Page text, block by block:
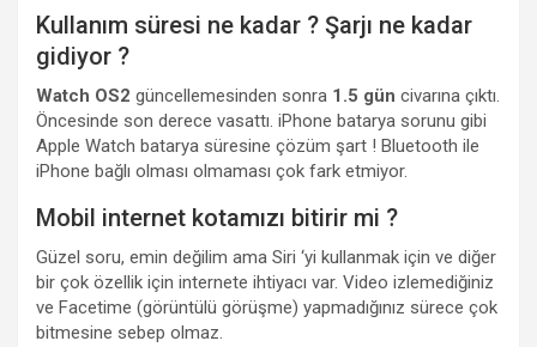
Kullanım süresi ne kadar ? Şarjı ne kadar
gidiyor ?
Watch OS2 güncellemesinden sonra 1.5 gün civarına çıktı.
Öncesinde son derece vasattı. iPhone batarya sorunu gibi
Apple Watch batarya süresine çözüm şart ! Bluetooth ile
iPhone bağlı olması olmaması çok fark etmiyor.
Mobil internet kotamızı bitirir mi ?
Güzel soru, emin değilim ama Siri ‘yi kullanmak için ve diğer
bir çok özellik için internete ihtiyacı var. Video izlemediğiniz
ve Facetime (görüntülü görüşme) yapmadığınız sürece çok
bitmesine sebep olmaz.